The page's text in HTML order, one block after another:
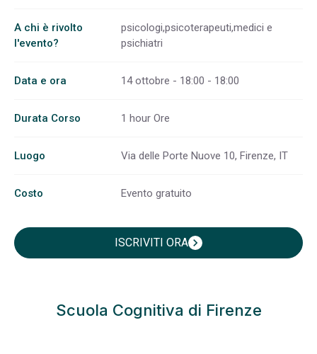
A chi è rivolto
l'evento?
psicologi,psicoterapeuti,medici e
psichiatri
Data e ora 14 ottobre - 18:00 - 18:00
Durata Corso 1 hour Ore
Luogo Via delle Porte Nuove 10, Firenze, IT
Costo Evento gratuito
ISCRIVITI ORAchevron_right
Scuola Cognitiva di Firenze